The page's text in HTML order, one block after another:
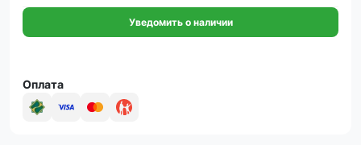
Уведомить о наличии
Оплата